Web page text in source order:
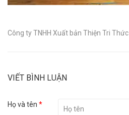
Công ty TNHH Xuất bản Thiện Tri Thức
VIẾT BÌNH LUẬN
Họ và tên *